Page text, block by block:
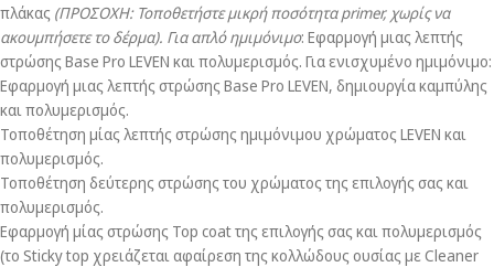
πλάκας (ΠΡΟΣΟΧΗ: Τοποθετήστε μικρή ποσότηταprimer, χωρίς να
ακουμπήσετε το δέρμα). Για απλό ημιμόνιμο: Εφαρμογή μιας λεπτής
στρώσης Base Pro LEVEN και πολυμερισμός. Για ενισχυμένο ημιμόνιμο:
Εφαρμογή μιας λεπτής στρώσης Base Pro LEVEN, δημιουργία καμπύλης
και πολυμερισμός.
Τοποθέτηση μίας λεπτής στρώσης ημιμόνιμου χρώματος LEVEN και
πολυμερισμός.
Τοποθέτηση δεύτερης στρώσης του χρώματος της επιλογής σας και
πολυμερισμός.
Εφαρμογή μίας στρώσης Top coat της επιλογής σας και πολυμερισμός
(το Sticky top χρειάζεται αφαίρεση της κολλώδους ουσίας με Cleaner